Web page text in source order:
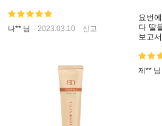
최고의 썬크림입니다^^
나** 님 2023.03.10 신고
요번
다 딸
보고
대용
격 좋
제** 님